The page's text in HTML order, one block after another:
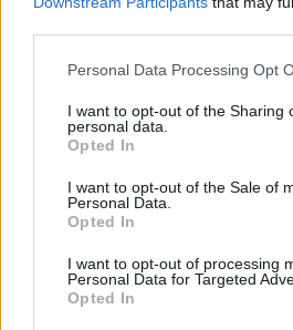
Please note that this website/app
not limited to your visit or usage
grant or deny consent to Google
use your data for below specified
consent section.
Personal Data Processing Opt
I want to opt-out of the Sharing
personal data.
Opted In
I want to opt-out of the Sale of
Personal Data.
Opted In
I want to opt-out of processing
Personal Data for Targeted
Opted In
Az elhunyt rendező
miniszter is méltatta.
filmes és européer volt, aki
- írta közleményében.